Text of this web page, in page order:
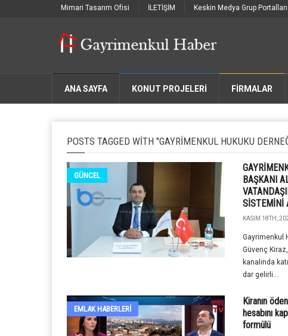
Mimari Tasarım Ofisi İLETİŞİM Keskin Medya Grup Portalları
ANA SAYFA KONUT PROJELERİ FIRMALAR
POSTS TAGGED WITH "GAYRIMENKUL HUKUKU
GÜNCEL
BAŞKANI
KASIM 18TH,
Gayrimenkul
Güvenç
kanalında
dar gelirli...
EMLAK HABERLERI
Kiranın
hesabını
formülü